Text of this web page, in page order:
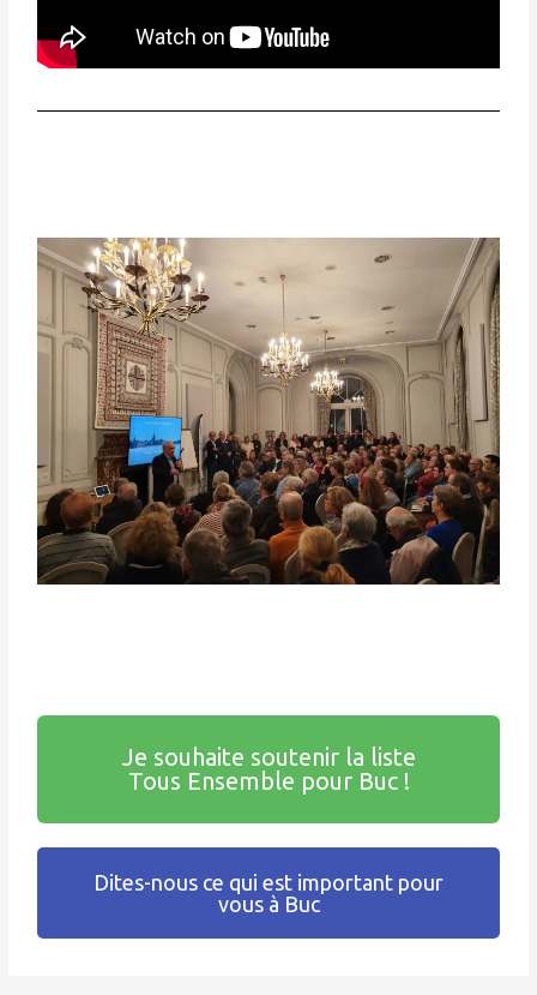
Je souhaite soutenir la liste
Tous Ensemble pour Buc !
Dites-nous ce qui est important pour
vous à Buc